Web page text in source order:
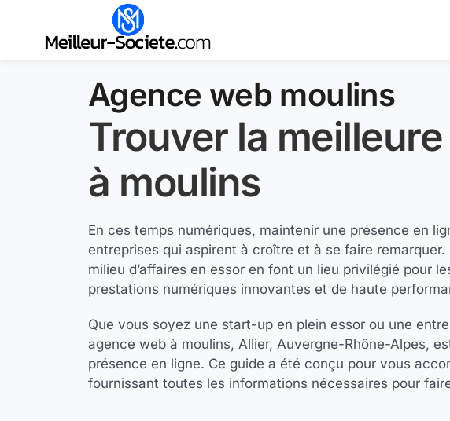
Agence web moulins
Trouver la
à moulins
En ces temps numériques, maintenir une présence en
entreprises qui aspirent à croître et à se faire
milieu d’affaires en essor en font un lieu privilégié pour
prestations numériques innovantes et de haute
Que vous soyez une start-up en plein essor ou une
agence web à moulins, Allier, Auvergne-Rhône-Alpes,
présence en ligne. Ce guide a été conçu pour vous
fournissant toutes les informations nécessaires pour